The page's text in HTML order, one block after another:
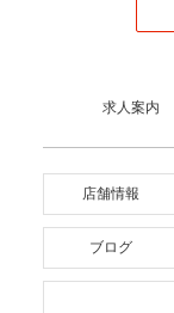
求人案内
店舗情報
ブログ